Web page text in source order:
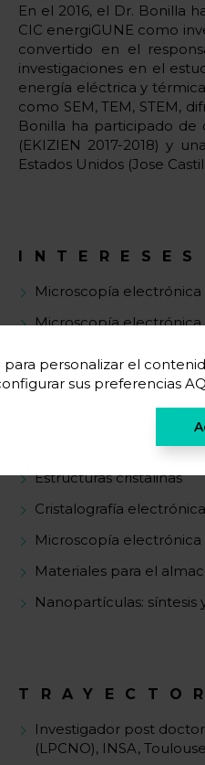
En el 2016, el Dr. Bonilla
CIC energiGUNE como
convertido en el
investigaciones en el
energía eléctrica y
como SEM, TEM, STEM,
Bonilla ha participado de
(EKIZIEN 2017-2018) y
Estados Unidos (Jose
Microscopía electrónica
Microscopía electrónica
Técnicas de
Difracción electrónica
Estructuras cristalinas
Cristalografía electrónica
Microscopía
Materiales para el
Nanopartículas: síntesis
Investigador post
(LPCNO), INSA,
personalizar el
sus preferencias